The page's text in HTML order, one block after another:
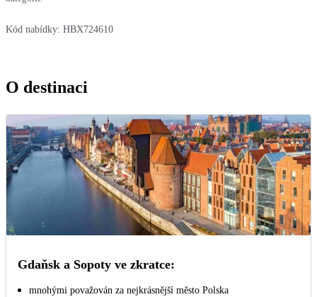
Kód nabídky: HBX724610
O destinaci
Gdaňsk a Sopoty ve zkratce:
mnohými považován za nejkrásnější město Polska